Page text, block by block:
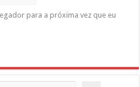
para a próxima vez que eu